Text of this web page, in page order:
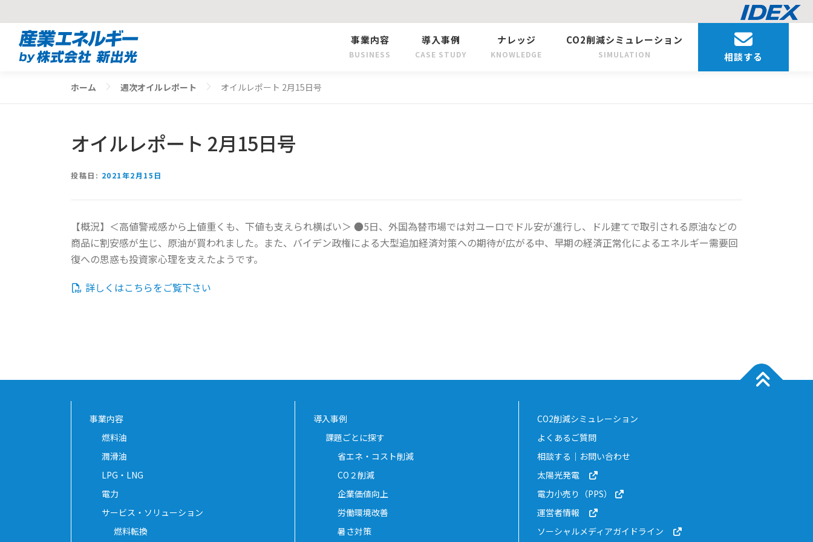
事業内容
BUSINESS
導入事例
CASE STUDY
ナレッジ
KNOWLEDGE
CO2削減シミュレーション
SIMULATION 相談する
ホーム 週次オイルレポート オイルレポート 2月15日号
オイルレポート 2月15日号
投稿日: 2021年2月15日
【概況】＜高値警戒感から上値重くも、下値も支えられ横ばい＞ ●5日、外国為替市場では対ユーロでドル安が進行し、ドル建てで取引される原油などの
商品に割安感が生じ、原油が買われました。また、バイデン政権による大型追加経済対策への期待が広がる中、早期の経済正常化によるエネルギー需要回
復への思惑も投資家心理を支えたようです。
詳しくはこちらをご覧下さい
事業内容
燃料油
潤滑油
LPG・LNG
電力
サービス・ソリューション
燃料転換
導入事例
課題ごとに探す
省エネ・コスト削減
CO２削減
企業価値向上
労働環境改善
暑さ対策
CO2削減シミュレーション
よくあるご質問
相談する｜お問い合わせ
太陽光発電
電力小売り（PPS）
運営者情報
ソーシャルメディアガイドライン